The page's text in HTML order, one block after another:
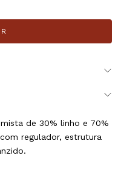
de 30% linho e 70%
regulador, estrutura